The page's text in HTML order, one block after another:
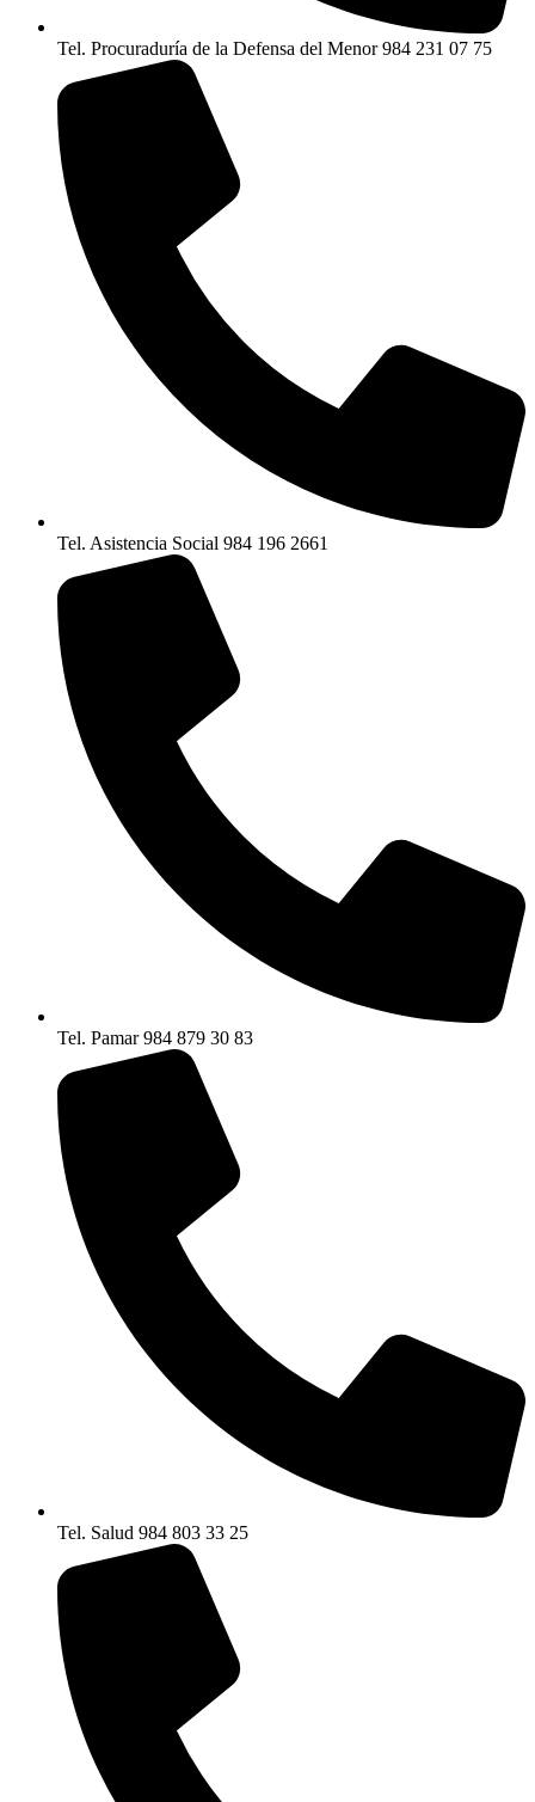
Tel. Procuraduría de la Defensa del Menor 984 231 07 75
Tel. Asistencia Social 984 196 2661
Tel. Pamar 984 879 30 83
Tel. Salud 984 803 33 25